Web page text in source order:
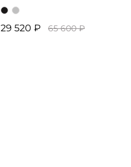
29 520 ₽ 65 600 ₽